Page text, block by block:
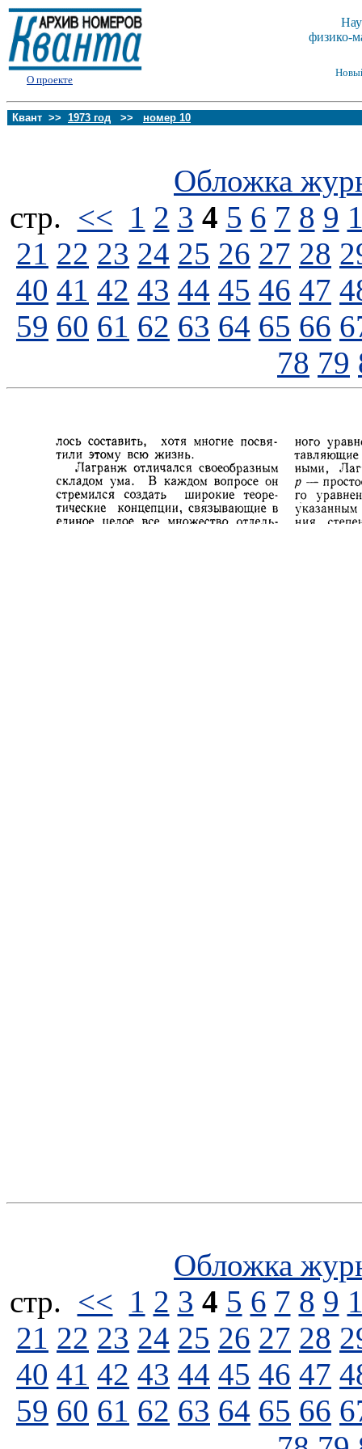
О проекте
физико-
Квант >> 1973 год >> номер 10
Обложка
стp. << 1 2 3 4 5 6 7 8 9
21 22 23 24 25 26 27 28
40 41 42 43 44 45 46 47
59 60 61 62 63 64 65 66
78 79
Обложка
стp. << 1 2 3 4 5 6 7 8 9
21 22 23 24 25 26 27 28
40 41 42 43 44 45 46 47
59 60 61 62 63 64 65 66